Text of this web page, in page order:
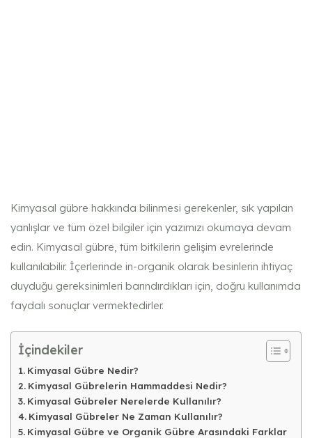
Kimyasal gübre hakkında bilinmesi gerekenler, sık yapılan
yanlışlar ve tüm özel bilgiler için yazımızı okumaya devam
edin. Kimyasal gübre, tüm bitkilerin gelişim evrelerinde
kullanılabilir. İçerlerinde in-organik olarak besinlerin ihtiyaç
duyduğu gereksinimleri barındırdıkları için, doğru kullanımda
faydalı sonuçlar vermektedirler.
İçindekiler
Kimyasal Gübre Nedir?
Kimyasal Gübrelerin Hammaddesi Nedir?
Kimyasal Gübreler Nerelerde Kullanılır?
Kimyasal Gübreler Ne Zaman Kullanılır?
Kimyasal Gübre ve Organik Gübre Arasındaki Farklar